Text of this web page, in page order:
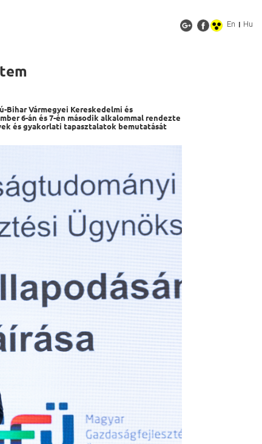
En | Hu
Bihar Vármegyei Kereskedelmi és
6-án és 7-én második alkalommal rendezte
és gyakorlati tapasztalatok bemutatását